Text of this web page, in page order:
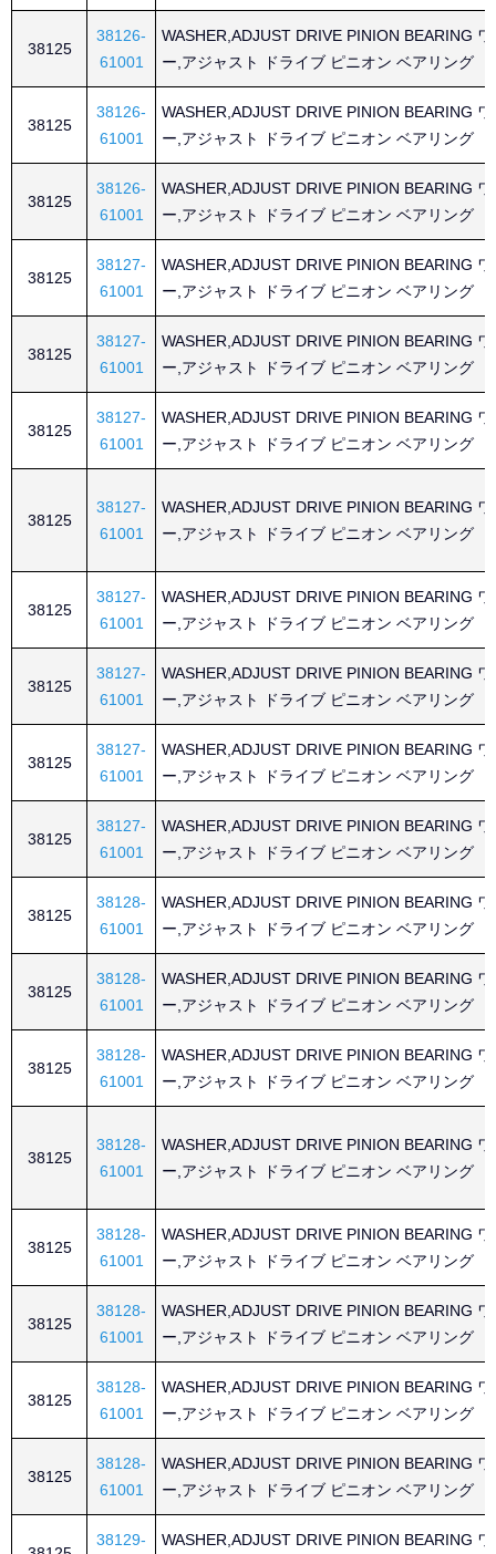
38125
38126-
61001
WASHER,ADJUST DRIVE PINION BEARING
ー,アジャスト ドライブ ピニオン ベアリング
38125
38126-
61001
WASHER,ADJUST DRIVE PINION BEARING
ー,アジャスト ドライブ ピニオン ベアリング
38125
38126-
61001
WASHER,ADJUST DRIVE PINION BEARING
ー,アジャスト ドライブ ピニオン ベアリング
38125
38127-
61001
WASHER,ADJUST DRIVE PINION BEARING
ー,アジャスト ドライブ ピニオン ベアリング
38125
38127-
61001
WASHER,ADJUST DRIVE PINION BEARING
ー,アジャスト ドライブ ピニオン ベアリング
38125
38127-
61001
WASHER,ADJUST DRIVE PINION BEARING
ー,アジャスト ドライブ ピニオン ベアリング
38125
38127-
61001
WASHER,ADJUST DRIVE PINION BEARING
ー,アジャスト ドライブ ピニオン ベアリング
38125
38127-
61001
WASHER,ADJUST DRIVE PINION BEARING
ー,アジャスト ドライブ ピニオン ベアリング
38125
38127-
61001
WASHER,ADJUST DRIVE PINION BEARING
ー,アジャスト ドライブ ピニオン ベアリング
38125
38127-
61001
WASHER,ADJUST DRIVE PINION BEARING
ー,アジャスト ドライブ ピニオン ベアリング
38125
38127-
61001
WASHER,ADJUST DRIVE PINION BEARING
ー,アジャスト ドライブ ピニオン ベアリング
38125
38128-
61001
WASHER,ADJUST DRIVE PINION BEARING
ー,アジャスト ドライブ ピニオン ベアリング
38125
38128-
61001
WASHER,ADJUST DRIVE PINION BEARING
ー,アジャスト ドライブ ピニオン ベアリング
38125
38128-
61001
WASHER,ADJUST DRIVE PINION BEARING
ー,アジャスト ドライブ ピニオン ベアリング
38125
38128-
61001
WASHER,ADJUST DRIVE PINION BEARING
ー,アジャスト ドライブ ピニオン ベアリング
38125
38128-
61001
WASHER,ADJUST DRIVE PINION BEARING
ー,アジャスト ドライブ ピニオン ベアリング
38125
38128-
61001
WASHER,ADJUST DRIVE PINION BEARING
ー,アジャスト ドライブ ピニオン ベアリング
38125
38128-
61001
WASHER,ADJUST DRIVE PINION BEARING
ー,アジャスト ドライブ ピニオン ベアリング
38125
38128-
61001
WASHER,ADJUST DRIVE PINION BEARING
ー,アジャスト ドライブ ピニオン ベアリング
38129-
WASHER,ADJUST DRIVE PINION BEARING